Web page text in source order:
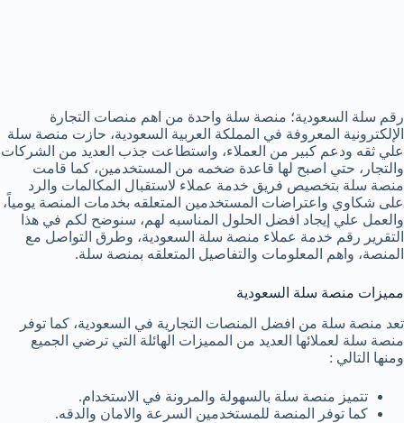
رقم سلة السعودية؛ منصة سلة واحدة من اهم منصات التجارة
الإلكترونية المعروفة في المملكة العربية السعودية، حازت منصة سلة
علي ثقه ودعم كبير من العملاء، واستطاعت جذب العديد من الشركات
والتجار، حتي اصبح لها قاعدة ضخمه من المستخدمين، كما قامت
منصة سلة بتخصيص فريق خدمة عملاء لاستقبال المكالمات والرد
على شكاوي واعتراضات المستخدمين المتعلقه بخدمات المنصة يومياً،
والعمل علي إيجاد افضل الحلول المناسبه لهم، سنوضح لكم في هذا
التقرير رقم خدمة عملاء منصة سلة السعودية، وطرق التواصل مع
المنصة، واهم المعلومات والتفاصيل المتعلقه بمنصة سلة.
مميزات منصة سلة السعودية
تعد منصة سلة من افضل المنصات التجارية في السعودية، كما توفر
منصة سلة لعملائها العديد من المميزات الهائلة التي ترضي الجميع
ومنها التالي :
تتميز منصة سلة بالسهولة والمرونة في الاستخدام.
كما توفر المنصة للمستخدمين السرعة والامان والدقه.